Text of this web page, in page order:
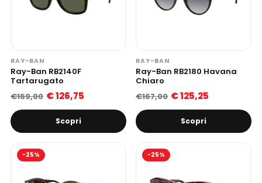
RAY-BAN
Ray-Ban RB2140F
Tartarugato
€169,00 € 126,75
Scopri
RAY-BAN
Ray-Ban RB2180 Havana
Chiaro
€167,00 € 125,25
Scopri
-25% -25%